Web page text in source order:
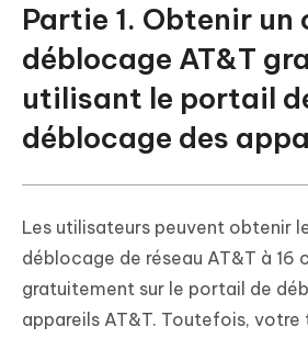
Partie 1. Obtenir un
déblocage AT&T
utilisant le portail
déblocage des
Les utilisateurs peuvent obtenir
déblocage de réseau AT&T à 16
gratuitement sur le portail de
appareils AT&T. Toutefois,